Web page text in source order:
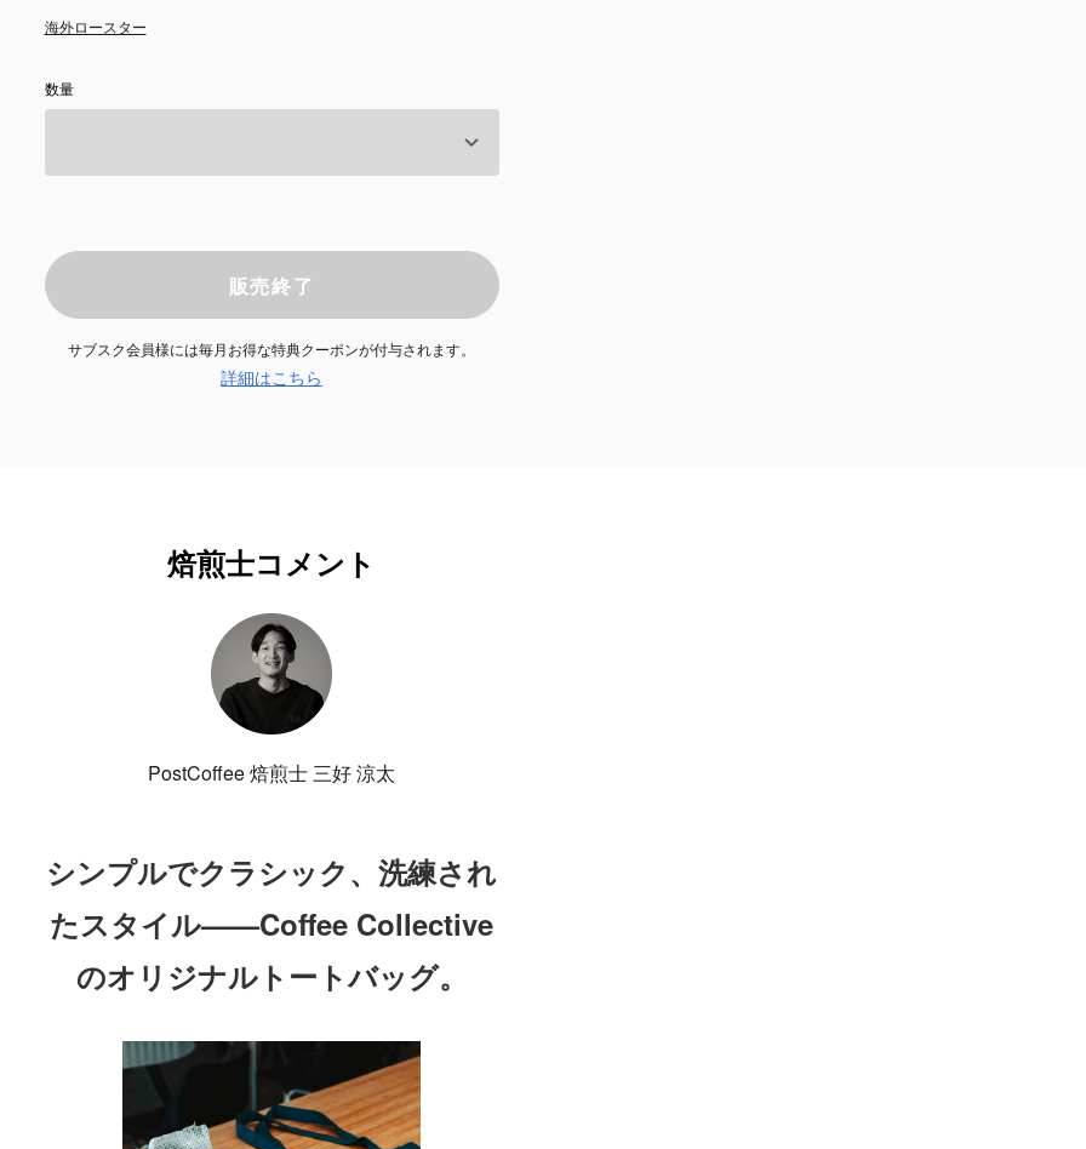
海外ロースター
数量
販売終了
サブスク会員様には毎月お得な特典クーポンが付与されます。
詳細はこちら
焙煎士コメント
PostCoffee 焙煎士 三好 涼太
シンプルでクラシック、洗練され
たスタイル——Coffee Collective
のオリジナルトートバッグ。